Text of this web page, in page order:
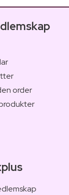
order